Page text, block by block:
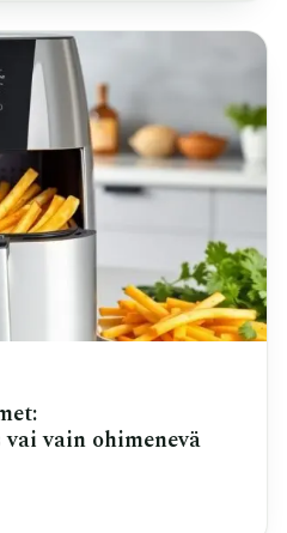
vain ohimenevä